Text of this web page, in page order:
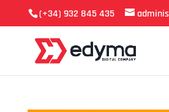
(+34) 932 845 435